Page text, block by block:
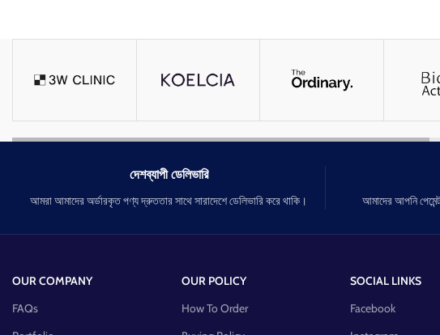
দেশব্যাপী ডেলিভারি
আমরা আমাদের অর্ডারকৃত পণ্য দ্রুততার সাথে সারাদেশে ডেলিভারি করে থাকি। আমাদের আপনি
OUR COMPANY
FAQs
OUR POLICY
How To Order
SOCIAL LINKS
Facebook